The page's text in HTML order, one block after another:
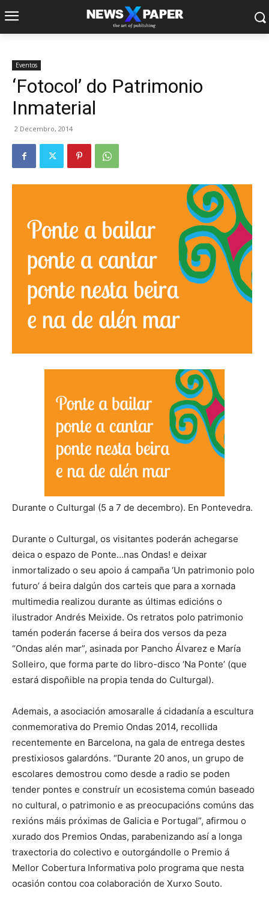
Eventos
‘Fotocol’ do Patrimonio
Inmaterial
2 Decembro, 2014
Durante o Culturgal (5 a 7 de decembro). En Pontevedra.
Durante o Culturgal, os visitantes poderán achegarse
deica o espazo de Ponte…nas Ondas! e deixar
inmortalizado o seu apoio á campaña ‘Un patrimonio polo
futuro’ á beira dalgún dos carteis que para a xornada
multimedia realizou durante as últimas edicións o
ilustrador Andrés Meixide. Os retratos polo patrimonio
tamén poderán facerse á beira dos versos da peza
“Ondas alén mar”, asinada por Pancho Álvarez e María
Solleiro, que forma parte do libro-disco ‘Na Ponte’ (que
estará dispoñible na propia tenda do Culturgal).
Ademais, a asociación amosaralle á cidadanía a escultura
conmemorativa do Premio Ondas 2014, recollida
recentemente en Barcelona, na gala de entrega destes
prestixiosos galardóns. “Durante 20 anos, un grupo de
escolares demostrou como desde a radio se poden
tender pontes e construír un ecosistema común baseado
no cultural, o patrimonio e as preocupacións comúns das
rexións máis próximas de Galicia e Portugal”, afirmou o
xurado dos Premios Ondas, parabenizando así a longa
traxectoria do colectivo e outorgándolle o Premio á
Mellor Cobertura Informativa polo programa que nesta
ocasión contou coa colaboración de Xurxo Souto.